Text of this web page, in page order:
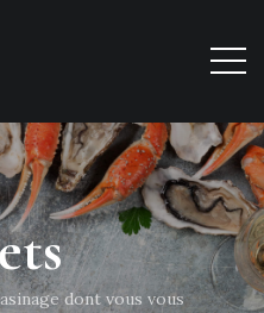
dont vous vous